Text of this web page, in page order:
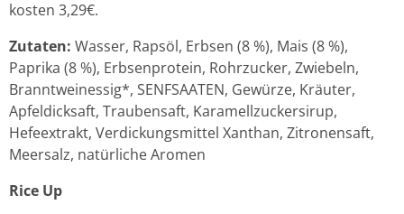
kosten 3,29€.
Zutaten: Wasser, Rapsöl, Erbsen (8 %), Mais (8 %),
Paprika (8 %), Erbsenprotein, Rohrzucker, Zwiebeln,
Branntweinessig*, SENFSAATEN, Gewürze, Kräuter,
Apfeldicksaft, Traubensaft, Karamellzuckersirup,
Hefeextrakt, Verdickungsmittel Xanthan, Zitronensaft,
Meersalz, natürliche Aromen
Rice Up